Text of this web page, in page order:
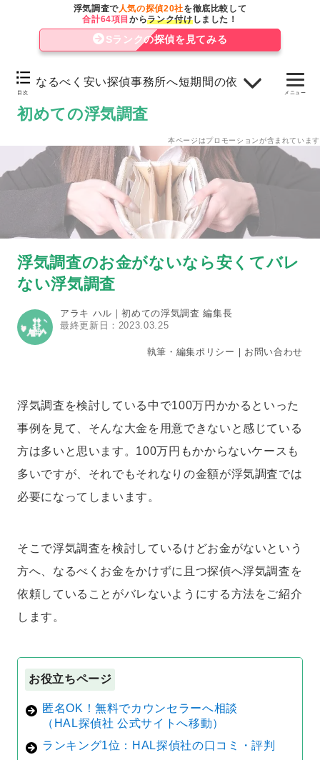
初めての浮気調査
メニュー
本ページはプロモーションが含まれています
浮気調査のお金がないなら安くてバレ
ない浮気調査
アラキ ハル｜初めての浮気調査 編集長
最終更新日：2023.03.25
執筆・編集ポリシー ｜ お問い合わせ
浮気調査を検討している中で100万円かかるといった
事例を見て、そんな大金を用意できないと感じている
方は多いと思います。100万円もかからないケースも
多いですが、それでもそれなりの金額が浮気調査では
必要になってしまいます。
そこで浮気調査を検討しているけどお金がないという
方へ、なるべくお金をかけずに且つ探偵へ浮気調査を
依頼していることがバレないようにする方法をご紹介
します。
お役立ちページ
匿名OK！無料でカウンセラーへ相談
（HAL探偵社 公式サイトへ移動）
ランキング1位：HAL探偵社の口コミ・評判
目次
なるべく安い探偵事務所へ短期間の依頼をする
なるべくお金のかからないように浮気調査を行なう方法
お金のかからない無料サービスを活用する
お試しプランなどの格安な浮気調査を利用する
なるべく安い探偵事務所へ短期間の依頼をする
浮気調査を探偵へ依頼したことがバレないようにする方
クレジットカードや分割払いでバレないようにする
親や友人に事情を説明してお金を借りる
浮気調査で人気の探偵20社を徹底比較して
合計64項目からランク付けしました！
Sランクの探偵を見てみる